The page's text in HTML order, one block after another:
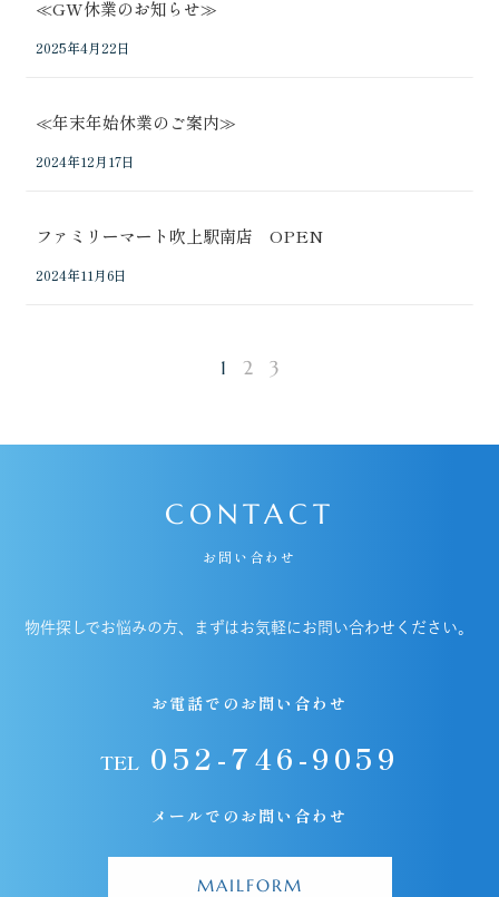
≪GW休業のお知らせ≫
2025年4月22日
≪年末年始休業のご案内≫
2024年12月17日
ファミリーマート吹上駅南店 OPEN
2024年11月6日
1 2 3
CONTACT
お問い合わせ
物件探しでお悩みの方、まずはお気軽にお問い合わせください。
お電話でのお問い合わせ
TEL052-746-9059
メールでのお問い合わせ
MAILFORM